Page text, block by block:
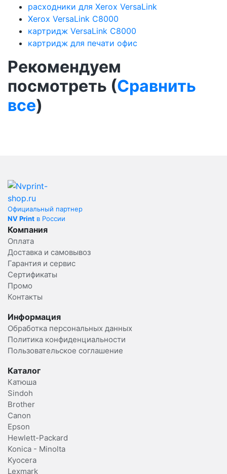
расходники для Xerox VersaLink
Xerox VersaLink C8000
картридж VersaLink C8000
картридж для печати офис
Рекомендуем
посмотреть (Сравнить
все)
Официальный партнер
NV Print в России
Компания
Оплата
Доставка и самовывоз
Гарантия и сервис
Сертификаты
Промо
Контакты
Информация
Обработка персональных данных
Политика конфиденциальности
Пользовательское соглашение
Каталог
Катюша
Sindoh
Brother
Canon
Epson
Hewlett-Packard
Konica - Minolta
Kyocera
Lexmark